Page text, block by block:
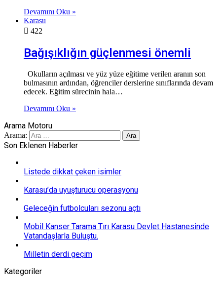
Devamını Oku »
Karasu
422
Bağışıklığın güçlenmesi önemli
Okulların açılması ve yüz yüze eğitime verilen aranın son
bulmasının ardından, öğrenciler derslerine sınıflarında devam
edecek. Eğitim sürecinin hala…
Devamını Oku »
Arama Motoru
Arama:
Son Eklenen Haberler
Listede dikkat çeken isimler
Karasu’da uyuşturucu operasyonu
Geleceğin futbolcuları sezonu açtı
Mobil Kanser Tarama Tırı Karasu Devlet Hastanesinde
Vatandaşlarla Buluştu.
Milletin derdi geçim
Kategoriler